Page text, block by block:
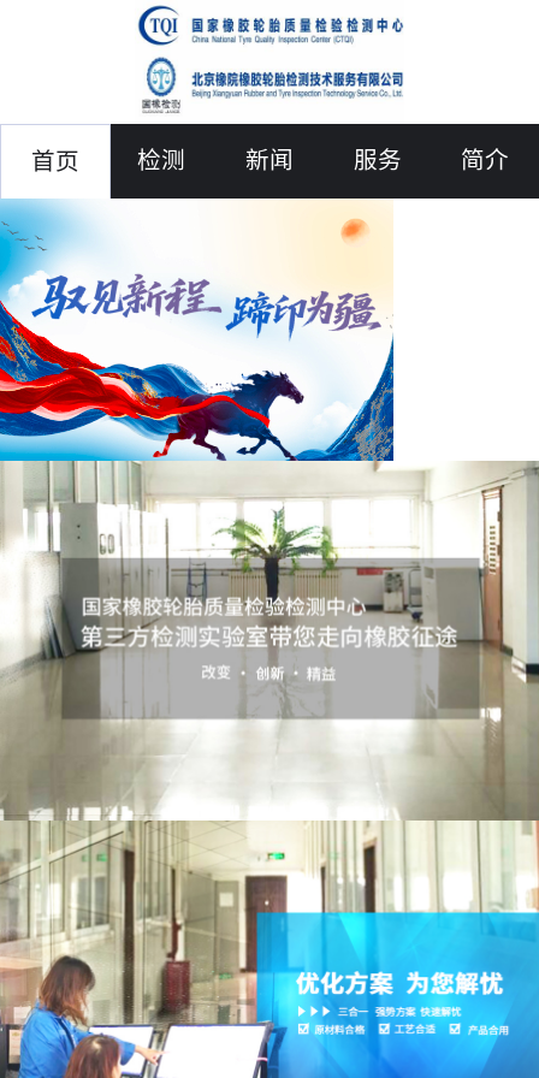
首页 检测 新闻 服务 简介
联络